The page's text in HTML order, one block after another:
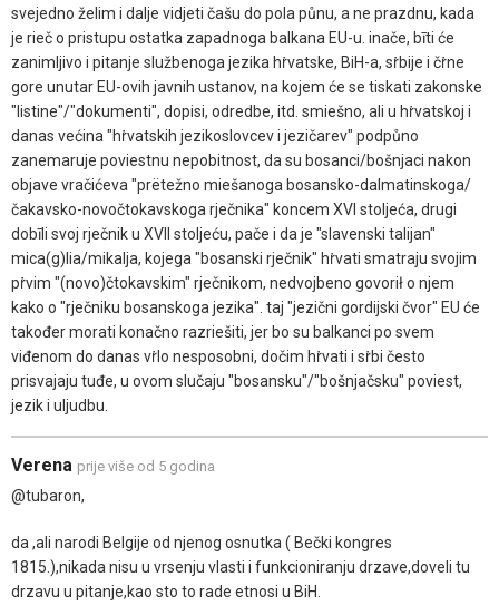
svejedno želim i dalje vidjeti čašu do pola půnu, a ne prazdnu, kada
je rieč o pristupu ostatka zapadnoga balkana EU-u. inače, bīti će
zanimljivo i pitanje službenoga jezika hṙvatske, BiH-a, sṙbije i čṙne
gore unutar EU-ovih javnih ustanov, na kojem će se tiskati zakonske
"listine"/"dokumenti", dopisi, odredbe, itd. smiešno, ali u hṙvatskoj i
danas većina "hṙvatskih jezikoslovcev i jezičarev" podpůno
zanemaruje poviestnu nepobitnost, da su bosanci/bošnjaci nakon
objave vračićeva "prëtežno miešanoga bosansko-dalmatinskoga/
čakavsko-novočtokavskoga rječnika" koncem XVI stoljeća, drugi
dobīli svoj rječnik u XVII stoljeću, pače i da je "slavenski talijan"
mica(g)lia/mikalja, kojega "bosanski rječnik" hṙvati smatraju svojim
pṙvim "(novo)čtokavskim" rječnikom, nedvojbeno govorił o njem
kako o "rječniku bosanskoga jezika". taj "jezični gordijski čvor" EU će
također morati konačno razriešiti, jer bo su balkanci po svem
viđenom do danas vṙlo nesposobni, dočim hṙvati i sṙbi često
prisvajaju tuđe, u ovom slučaju "bosansku"/"bošnjačsku" poviest,
jezik i uljudbu.
Verena prije više od 5 godina
@tubaron,
da ,ali narodi Belgije od njenog osnutka ( Bečki kongres
1815.),nikada nisu u vrsenju vlasti i funkcioniranju drzave,doveli tu
drzavu u pitanje,kao sto to rade etnosi u BiH.